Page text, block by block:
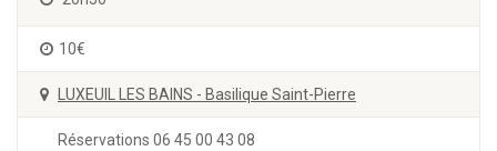
10€
LUXEUIL LES BAINS - Basilique Saint-Pierre
Réservations 06 45 00 43 08